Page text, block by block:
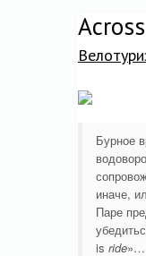
Бурное
иначе,
Паре
is ride»…